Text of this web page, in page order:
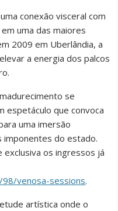
conexão visceral com
uma das maiores
2009 em Uberlândia, a
a energia dos palcos
se
espetáculo que convoca
uma imersão
imponentes do estado.
exclusiva os ingressos já
venosa-sessions.
artística onde o